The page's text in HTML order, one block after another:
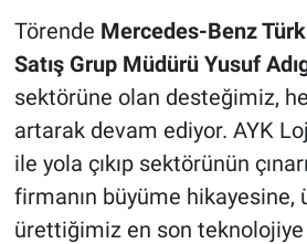
Törende Mercedes-Benz
Satış Grup Müdürü Yusuf
sektörüne olan desteğimiz,
artarak devam ediyor. AYK
ile yola çıkıp sektörünün
firmanın büyüme hikayesine,
ürettiğimiz en son